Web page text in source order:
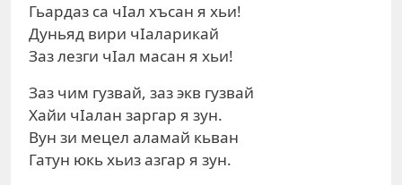
Гьардаз са чIал хъсан я хьи!
Дуньяд вири чIаларикай
Заз лезги чIал масан я хьи!
Заз чим гузвай, заз экв гузвай
Хайи чIалан заргар я зун.
Вун зи мецел аламай кьван
Гатун юкь хьиз азгар я зун.